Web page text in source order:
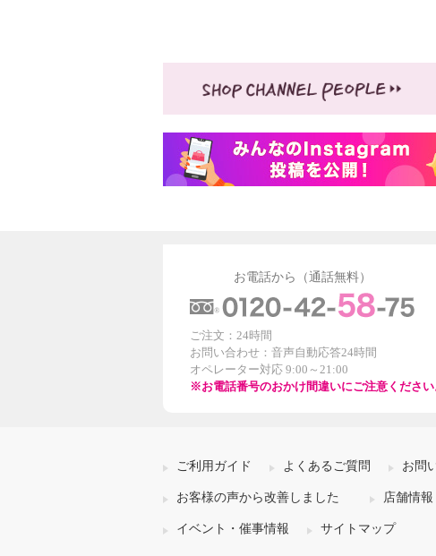
お電話から（通話無料）
ご注文：24時間
お問い合わせ：音声自動応答24時間
オペレーター対応 9:00～21:00
※お電話番号のおかけ間違いにご注意ください
ご利用ガイド よくあるご質問 お問
お客様の声から改善しました 店舗情報
イベント・催事情報 サイトマップ